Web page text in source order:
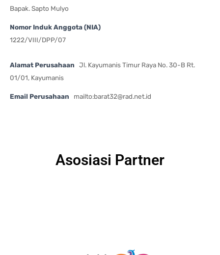
Bapak. Sapto Mulyo
Nomor Induk Anggota (NIA)
1222/VIII/DPP/07
Alamat Perusahaan
Jl. Kayumanis Timur Raya No. 30-B Rt.
01/01, Kayumanis
Email Perusahaan mailto:barat32@rad.net.id
Asosiasi Partner